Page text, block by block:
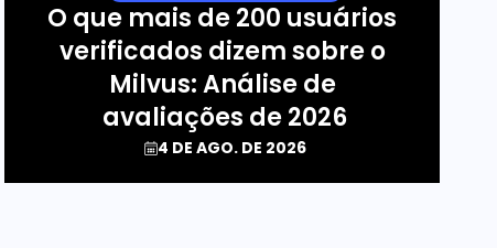
O que mais de 200 usuários
verificados dizem sobre o
Milvus: Análise de
avaliações de 2026
4 DE AGO. DE 2026